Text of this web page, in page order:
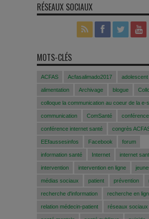
RÉSEAUX SOCIAUX
MOTS-CLÉS
ACFAS Acfasalimado2017 adolescent
alimentation Archivage blogue
colloque la communication au coeur de la e-
communication ComSanté conférence
conférence internet santé congrès
EEfaussesinfos Facebook forum
information santé Internet internet
intervention intervention en ligne
médias sociaux patient prévention
recherche d'information recherche en
relation médecin-patient réseaux sociaux